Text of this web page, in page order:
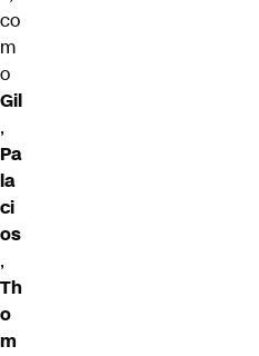
co
m
o
Gil
,
Pa
la
ci
os
,
Th
o
m